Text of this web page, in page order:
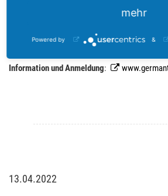
Die halbtägige Seminarveranstaltung wird
ist jedoch zwingend erforderlich.
Information und Anmeldung:
13.04.2022
mehr
Powered by &